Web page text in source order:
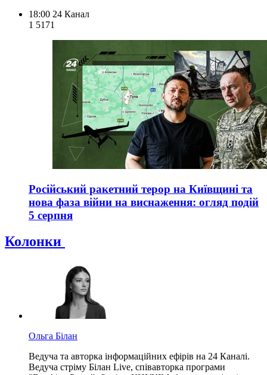
18:00 24 Канал
1 5171
Російський ракетний терор на Київщині та
нова фаза війни на виснаження: огляд подій
5 серпня
Колонки
Ольга Білан
Ведуча та авторка інформаційних ефірів на 24 Каналі.
Ведуча стріму Білан Live, співавторка програми